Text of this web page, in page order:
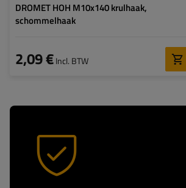
DROMET HOH M10x140 krulhaak,
schommelhaak
2,09 €Incl. BTW